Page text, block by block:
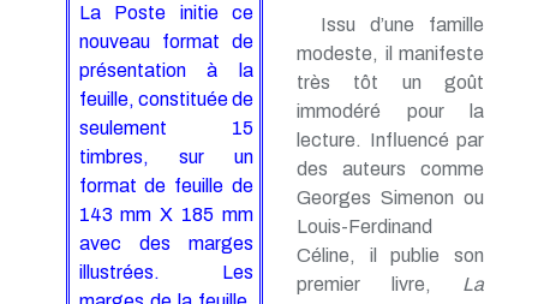
La Poste initie ce
nouveau format de
présentation à la
feuille, constituée de
seulement 15
timbres, sur un
format de feuille de
143 mm X 185 mm
avec des marges
illustrées. Les
Issu d’une famille
modeste, il manifeste
très tôt un goût
immodéré pour la
lecture. Influencé par
des auteurs comme
Georges Simenon ou
Louis-Ferdinand
Céline, il publie son
premier livre, La